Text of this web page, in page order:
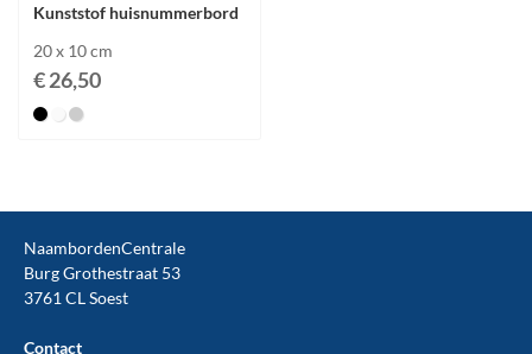
Kunststof huisnummerbord
20 x 10 cm
€ 26,50
NaambordenCentrale
Burg Grothestraat 53
3761 CL Soest
Contact